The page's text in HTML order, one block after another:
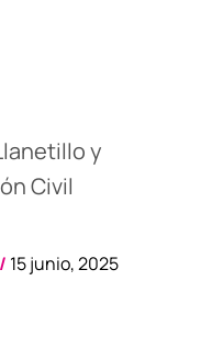
y
Civil
/ 15 junio, 2025